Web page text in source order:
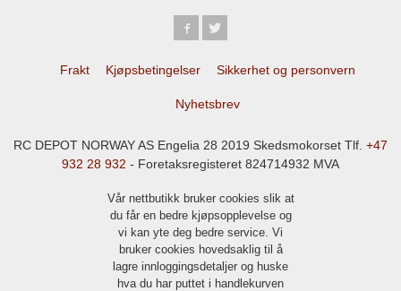
Frakt Kjøpsbetingelser Sikkerhet og personvern
Nyhetsbrev
RC DEPOT NORWAY AS Engelia 28 2019 Skedsmokorset Tlf. +47
932 28 932 - Foretaksregisteret 824714932 MVA
Vår nettbutikk bruker cookies slik at
du får en bedre kjøpsopplevelse og
vi kan yte deg bedre service. Vi
bruker cookies hovedsaklig til å
lagre innloggingsdetaljer og huske
hva du har puttet i handlekurven